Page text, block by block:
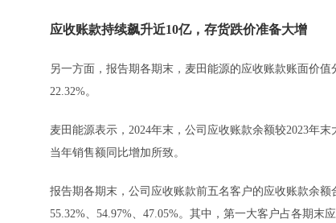
应收账款持续飙升近10亿，存货跌价准备大增
另一方面，报告期各期末，麦田能源的应收账款账面价值
22.32%。
麦田能源表示，2024年末，公司应收账款余额较2023年
当年销售额同比增加所致。
报告期各期末，公司应收账款前五名客户的应收账款余
55.32%、54.97%、47.05%。其中，第一大客户占各期末